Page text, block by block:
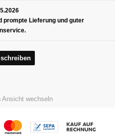
prompte Lieferung und guter
Ansicht wechseln